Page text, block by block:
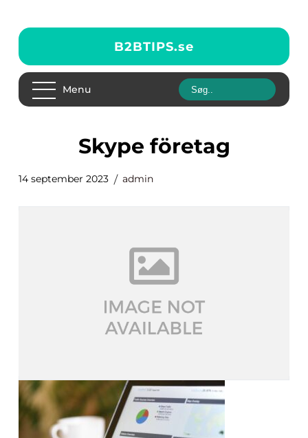
B2BTIPS.se
Menu
skype företag
14 september 2023 admin